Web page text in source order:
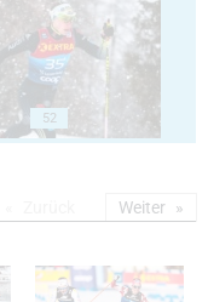
52
Weiter